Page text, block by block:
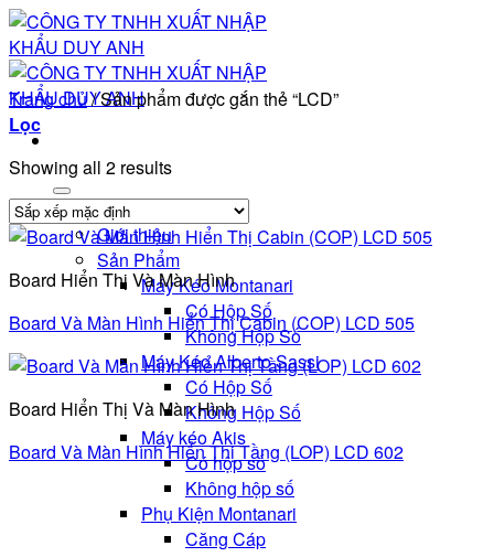
Bỏ
qua
nội
dung
Trang chủ
Giới thiệu
Sản Phẩm
Máy Kéo Montanari
Có Hộp Số
Không Hộp Số
Máy Kéo Alberto Sassi
Có Hộp Số
Không Hộp Số
Máy kéo Akis
Có hộp số
Không hộp số
Phụ Kiện Montanari
Căng Cáp
Trang chủ/Sản phẩm được gắn thẻ “LCD”
Lọc
Showing all 2 results
Board Hiển Thị Và Màn Hình
Board Và Màn Hình Hiển Thị Cabin (COP) LCD 505
Board Hiển Thị Và Màn Hình
Board Và Màn Hình Hiển Thị Tầng (LOP) LCD 602